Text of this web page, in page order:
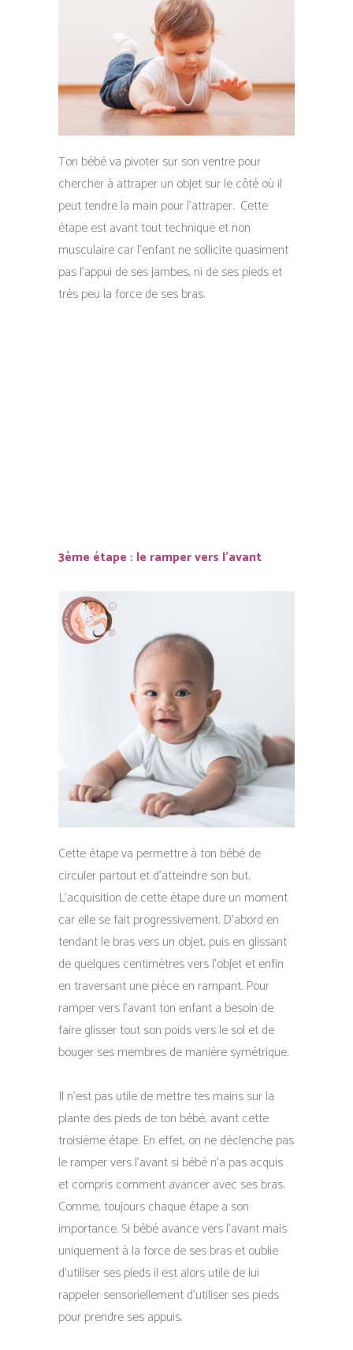
Ton bébé va pivoter sur son ventre pour
chercher à attraper un objet sur le côté où il
peut tendre la main pour l’attraper. Cette
étape est avant tout technique et non
musculaire car l’enfant ne sollicite quasiment
pas l’appui de ses jambes, ni de ses pieds et
très peu la force de ses bras.
3ème étape : le ramper vers l’avant
Cette étape va permettre à ton bébé de
circuler partout et d’atteindre son but.
L’acquisition de cette étape dure un moment
car elle se fait progressivement. D’abord en
tendant le bras vers un objet, puis en glissant
de quelques centimètres vers l’objet et enfin
en traversant une pièce en rampant. Pour
ramper vers l’avant ton enfant a besoin de
faire glisser tout son poids vers le sol et de
bouger ses membres de manière symétrique.
Il n’est pas utile de mettre tes mains sur la
plante des pieds de ton bébé, avant cette
troisième étape. En effet, on ne déclenche pas
le ramper vers l’avant si bébé n’a pas acquis
et compris comment avancer avec ses bras.
Comme, toujours chaque étape a son
importance. Si bébé avance vers l’avant mais
uniquement à la force de ses bras et oublie
d’utiliser ses pieds il est alors utile de lui
rappeler sensoriellement d’utiliser ses pieds
pour prendre ses appuis.